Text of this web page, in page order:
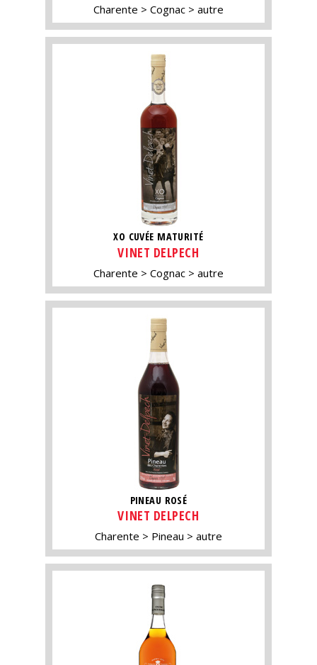
Charente Cognac autre
XO CUVÉE MATURITÉ
VINET DELPECH
Charente Cognac autre
PINEAU ROSÉ
VINET DELPECH
Charente Pineau autre